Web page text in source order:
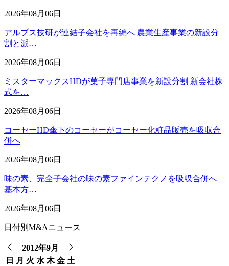
2026年08月06日
アルプス技研が連結子会社を再編へ 農業生産事業の新設分
割と派…
2026年08月06日
ミスターマックスHDが菓子専門店事業を新設分割 新会社株
式を…
2026年08月06日
コーセーHD傘下のコーセーがコーセー化粧品販売を吸収合
併へ
2026年08月06日
味の素、完全子会社の味の素ファインテクノを吸収合併へ
基本方…
2026年08月06日
日付別M&Aニュース
2012年9月
日
月 火 水 木 金 土